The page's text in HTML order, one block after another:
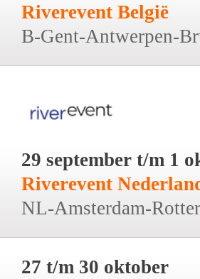
Riverevent België
B-Gent-Antwerpen-
29 september t/m 1
Riverevent
NL-Amsterdam-
27 t/m 30 oktober